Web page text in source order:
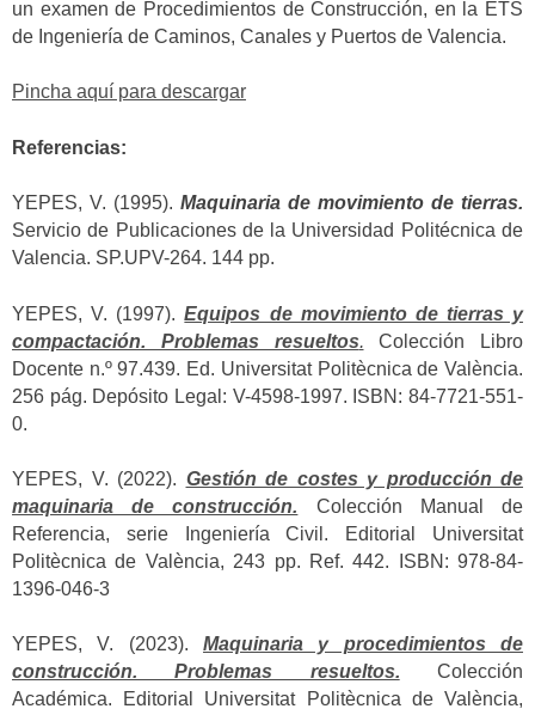
un examen de Procedimientos de Construcción, en la ETS
de Ingeniería de Caminos, Canales y Puertos de Valencia.
Pincha aquí para descargar
Referencias:
YEPES, V. (1995). Maquinaria de movimiento de tierras.
Servicio de Publicaciones de la Universidad Politécnica de
Valencia. SP.UPV-264. 144 pp.
YEPES, V. (1997).Equipos de movimiento de tierras y
compactación. Problemas resueltos. Colección Libro
Docente n.º 97.439. Ed. Universitat Politècnica de València.
256 pág. Depósito Legal: V-4598-1997. ISBN: 84-7721-551-
0.
YEPES, V. (2022). Gestión de costes y producción de
maquinaria de construcción. Colección Manual de
Referencia, serie Ingeniería Civil. Editorial Universitat
Politècnica de València, 243 pp. Ref. 442. ISBN: 978-84-
1396-046-3
YEPES, V. (2023). Maquinaria y procedimientos de
construcción. Problemas resueltos. Colección
Académica. Editorial Universitat Politècnica de València,